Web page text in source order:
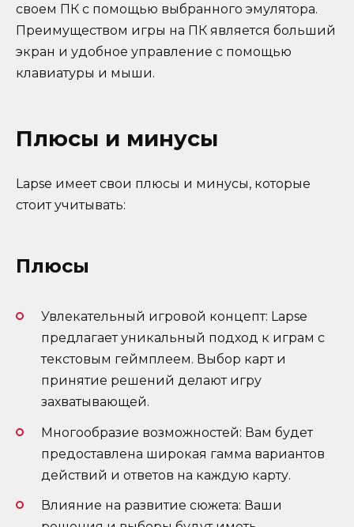
своем ПК с помощью выбранного эмулятора.
Преимуществом игры на ПК является больший
экран и удобное управление с помощью
клавиатуры и мыши.
Плюсы и минусы
Lapse имеет свои плюсы и минусы, которые
стоит учитывать:
Плюсы
Увлекательный игровой концепт: Lapse
предлагает уникальный подход к играм с
текстовым геймплеем. Выбор карт и
принятие решений делают игру
захватывающей.
Многообразие возможностей: Вам будет
предоставлена широкая гамма вариантов
действий и ответов на каждую карту.
Влияние на развитие сюжета: Ваши